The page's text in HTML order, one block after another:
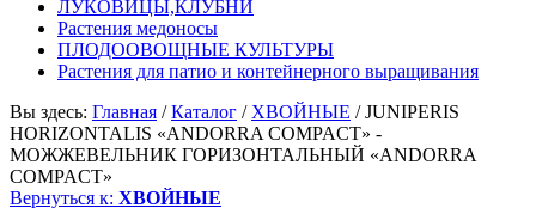
ЛУКОВИЦЫ,КЛУБНИ
Растения медоносы
ПЛОДООВОЩНЫЕ КУЛЬТУРЫ
Растения для патио и контейнерного выращивания
Вы здесь: Главная /Каталог / ХВОЙНЫЕ /JUNIPERIS
HORIZONTALIS «ANDORRA COMPACT» -
МОЖЖЕВЕЛЬНИК ГОРИЗОНТАЛЬНЫЙ «ANDORRA
COMPACT»
Вернуться к: ХВОЙНЫЕ